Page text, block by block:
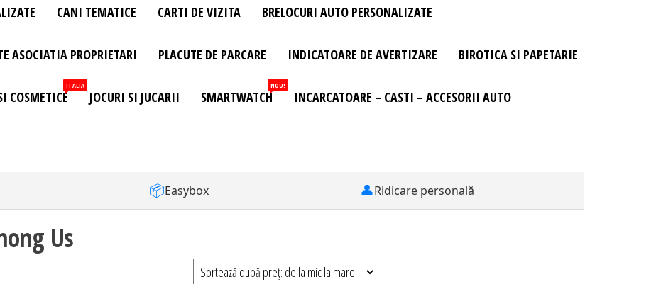
CANI TEMATICE CARTI DE VIZITA BRELOCURI AUTO PERSONALIZATE
ASOCIATIA PROPRIETARI PLACUTE DE PARCARE INDICATOARE DE AVERTIZARE BIROTICA SI PAPETARIE
COSMETICE
ITALIA
JOCURI SI JUCARII SMARTWATCH
NOU!
INCARCATOARE – CASTI – ACCESORII AUTO
📦Easybox 👤Ridicare personală
Us